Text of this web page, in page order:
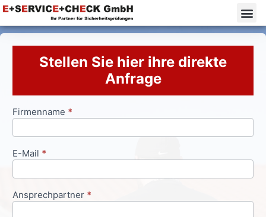
Stellen Sie hier ihre direkte
Anfrage
Anfrageformular
Firmenname *
E-Mail *
Ansprechpartner *